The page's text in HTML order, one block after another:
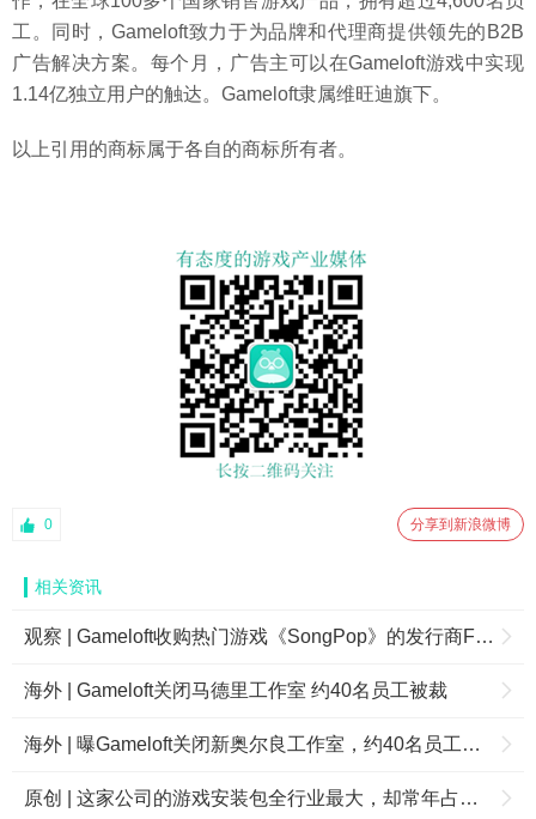
工。同时，Gameloft致力于为品牌和代理商提供领先的B2B
广告解决方案。每个月，广告主可以在Gameloft游戏中实现
1.14亿独立用户的触达。Gameloft隶属维旺迪旗下。
以上引用的商标属于各自的商标所有者。
0 分享到新浪微博
相关资讯
观察 | Gameloft收购热门游戏《SongPop》的发行商FreshPlanet
海外 | Gameloft关闭马德里工作室 约40名员工被裁
海外 | 曝Gameloft关闭新奥尔良工作室，约40名员工被裁
原创 | 这家公司的游戏安装包全行业最大，却常年占据下载榜Top10还备受好评！